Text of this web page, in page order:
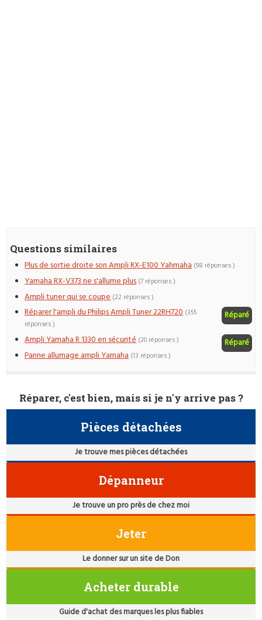
Questions similaires
Plus de sortie droite son Ampli RX-E100 Yahmaha (98 réponses )
Yamaha RX-V373 ne s'allume plus (7 réponses )
Ampli tuner qui se coupe (22 réponses )
Réparer l'ampli du Philips Ampli Tuner 22RH720 Réparé
(355
réponses )
Ampli Yamaha R 1330 en sécurité Réparé
(20 réponses )
Panne allumage ampli Yamaha (13 réponses )
Réparer, c'est bien, mais si je n'y arrive pas ?
Pièces détachées
Je trouve mes pièces détachées
Dépanneur
Je trouve un pro près de chez moi
Jeter
Le donner sur un site de Don
Acheter durable
Guide d'achat des marques les plus fiables